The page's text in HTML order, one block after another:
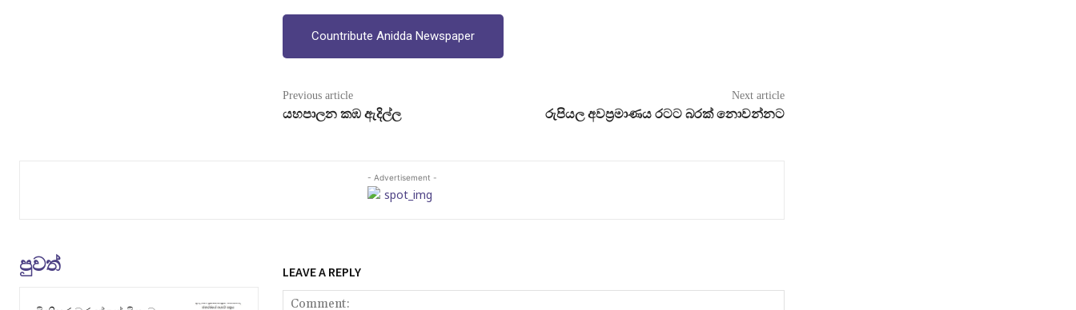
Countribute Anidda Newspaper
Previous article
යහපාලන කඹ ඇදිල්ල
Next article
රුපියල අවප‍්‍රමාණය රටට බරක් නොවන්නට
- Advertisement -
පුවත් LEAVE A REPLY